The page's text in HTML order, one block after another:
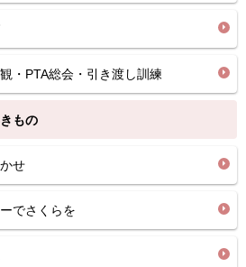
・PTA総会・引き渡し訓練
もの
せ
でさくらを